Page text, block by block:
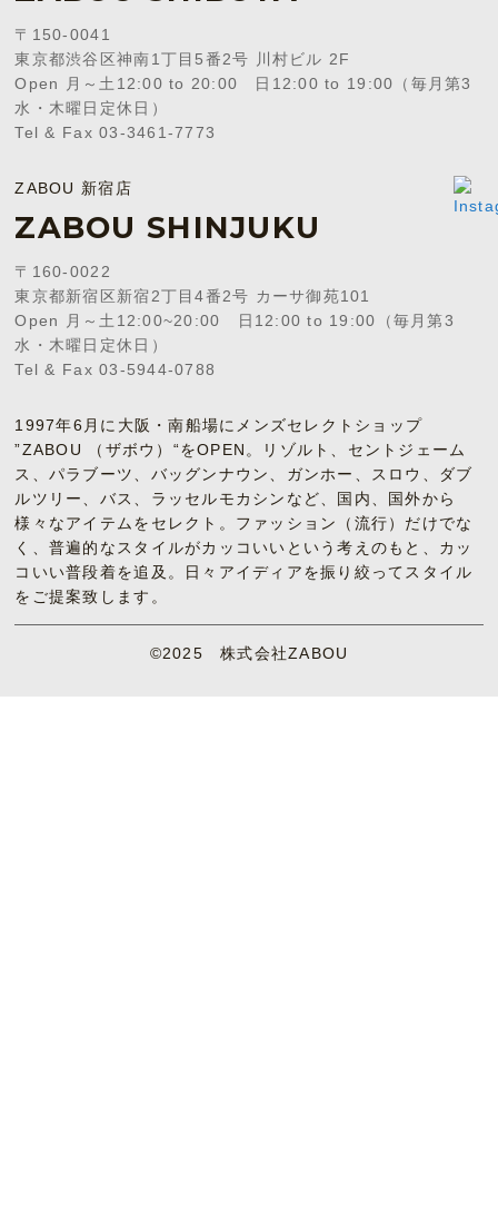
〒150-0041
東京都渋谷区神南1丁目5番2号 川村ビル 2F
Open 月～土12:00 to 20:00 日12:00 to 19:00（毎月第3
水・木曜日定休日）
Tel & Fax 03-3461-7773
ZABOU 新宿店
ZABOU SHINJUKU
〒160-0022
東京都新宿区新宿2丁目4番2号 カーサ御苑101
Open 月～土12:00~20:00 日12:00 to 19:00（毎月第3
水・木曜日定休日）
Tel & Fax 03-5944-0788
1997年6月に大阪・南船場にメンズセレクトショップ
”ZABOU （ザボウ）“をOPEN。リゾルト、セントジェーム
ス、パラブーツ、バッグンナウン、ガンホー、スロウ、ダブ
ルツリー、バス、ラッセルモカシンなど、国内、国外から
様々なアイテムをセレクト。ファッション（流行）だけでな
く、普遍的なスタイルがカッコいいという考えのもと、カッ
コいい普段着を追及。日々アイディアを振り絞ってスタイル
をご提案致します。
©2025 株式会社ZABOU